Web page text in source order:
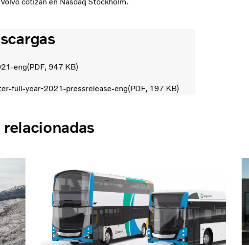
cotizan en Nasdaq Stockholm.
eng PDF 947 KB
full-year-2021-pressrelease-eng PDF 197 KB